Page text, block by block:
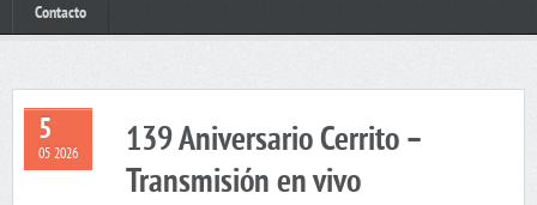
Contacto
5
05 2026
139 Aniversario Cerrito –
Transmisión en vivo